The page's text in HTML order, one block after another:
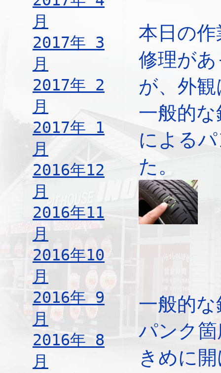
月
2017年 3
月
2017年 2
月
2017年 1
月
2016年12
月
2016年11
月
2016年10
月
2016年 9
月
2016年 8
月
本日の
修理が
が、外観
一般的
による
た。
一般的
パンク
きめに